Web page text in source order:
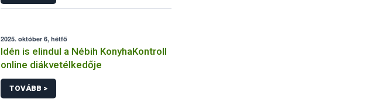
2025. október 6, hétfő
Idén is elindul a Nébih KonyhaKontroll
online diákvetélkedője
TOVÁBB >